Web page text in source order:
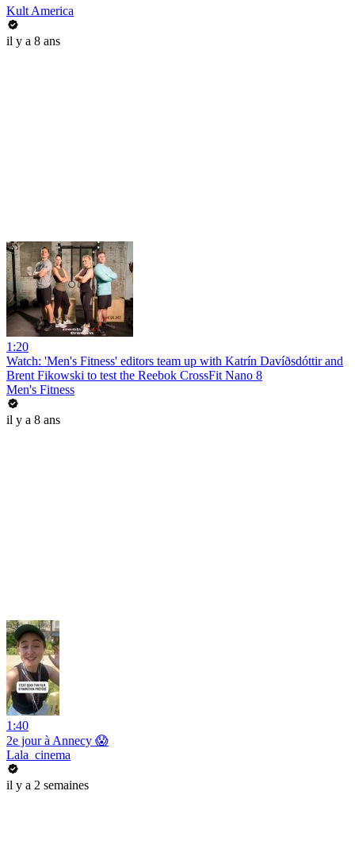
Kult America
il y a 8 ans
1:20
Watch: 'Men's Fitness' editors team up with Katrín Davíðsdóttir and
Brent Fikowski to test the Reebok CrossFit Nano 8
Men's Fitness
il y a 8 ans
1:40
2e jour à Annecy 😱
Lala_cinema
il y a 2 semaines